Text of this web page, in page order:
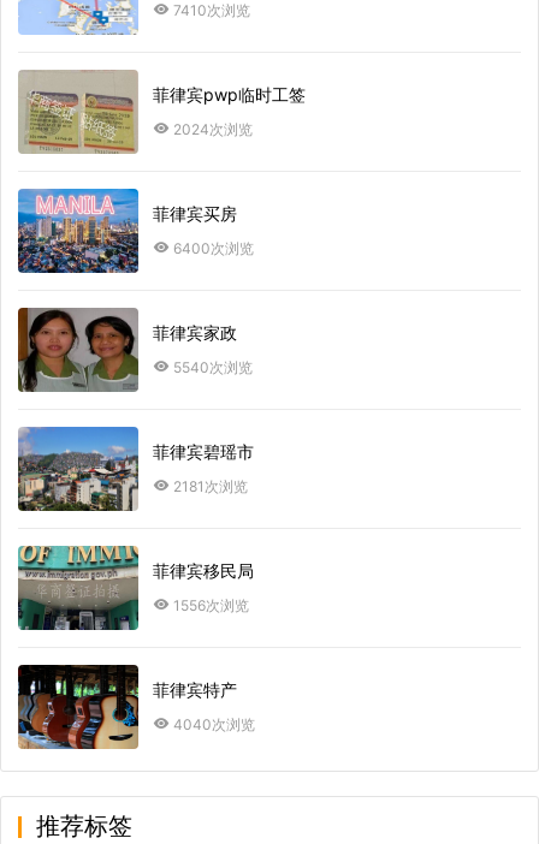
7410次浏览
菲律宾pwp临时工签
2024次浏览
菲律宾买房
6400次浏览
菲律宾家政
5540次浏览
菲律宾碧瑶市
2181次浏览
菲律宾移民局
1556次浏览
菲律宾特产
4040次浏览
推荐标签